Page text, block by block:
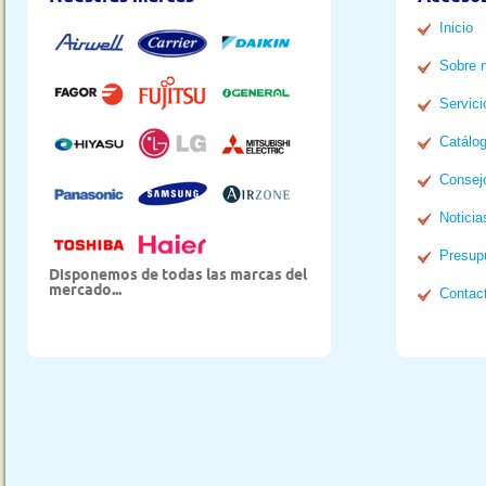
Disponemos de todas las marcas del
mercado...
Inicio
Sobre